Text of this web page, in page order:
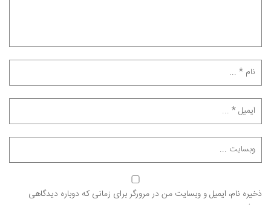
ذخیره نام، ایمیل و وبسایت من در مرورگر برای زمانی که دوباره دیدگاهی